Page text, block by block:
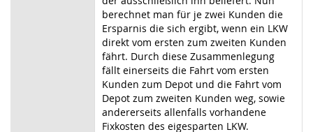
berechnet man für je zwei Kunden die
Ersparnis die sich ergibt, wenn ein LKW
direkt vom ersten zum zweiten Kunden
fährt. Durch diese Zusammenlegung
fällt einerseits die Fahrt vom ersten
Kunden zum Depot und die Fahrt vom
Depot zum zweiten Kunden weg, sowie
andererseits allenfalls vorhandene
Fixkosten des eigesparten LKW.